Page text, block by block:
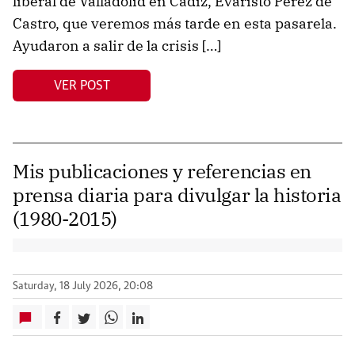
Castro, que veremos más tarde en esta pasarela.
Ayudaron a salir de la crisis […]
VER POST
Mis publicaciones y referencias en
prensa diaria para divulgar la historia
(1980-2015)
Saturday, 18 July 2026, 20:08